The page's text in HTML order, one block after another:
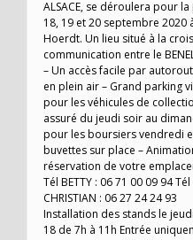
ALSACE, se déroulera pour
18, 19 et 20 septembre
Hoerdt. Un lieu situé à la
communication entre le
– Un accès facile par
en plein air – Grand parking
pour les véhicules de
assuré du jeudi soir au
pour les boursiers vendredi
buvettes sur place –
réservation de votre
Tél BETTY : 06 71 00 09 94
CHRISTIAN : 06 27 24 24 93
Installation des stands le
18 de 7h à 11h Entrée